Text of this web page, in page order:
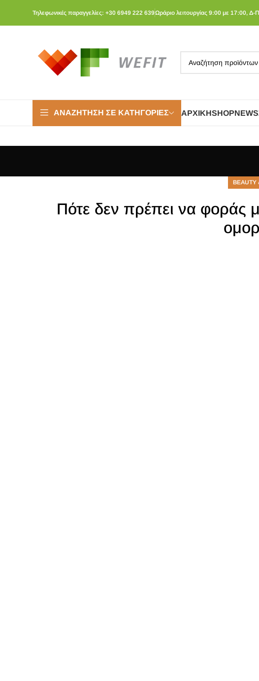
Τηλεφωνικές παραγγελίες: +30 6949 222 639Ωράριο λειτουργίας 9:00 με 17:00, Δ-Π
ΑΝΑΖΉΤΗΣΗ ΣΕ ΚΑΤΗΓΟΡΊΕΣ ΑΡΧΙΚΉSHOPNEWS
BEAUTY
Πότε δεν πρέπει να φοράς